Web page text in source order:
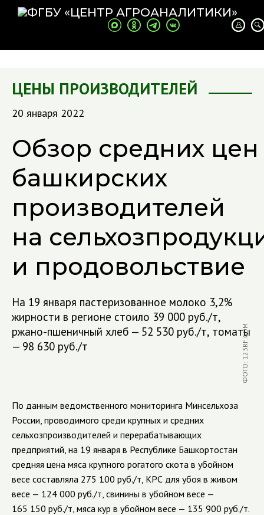
ЦЕНЫ ПРОИЗВОДИТЕЛЕЙ
20 января 2022
Обзор средних цен
башкирских
производителей
на
и продовольствие
На 19 января пастеризованное молоко 3,2%
жирности в регионе стоило 39 000 руб./т,
ржано-пшеничный хлеб — 52 530 руб./т, томаты
— 98 630 руб./т
ФОТО: 123RF.COM
По данным ведомственного мониторинга Минсельхоза
России, проводимого среди крупных и средних
сельхозпроизводителей и перерабатывающих
предприятий, на 19 января в Республике Башкортостан
средняя цена мяса крупного рогатого скота в убойном
весе составляла 275 100 руб./т, КРС для убоя в живом
весе — 124 000 руб./т, свинины в убойном весе —
165 150 руб./т, мяса кур в убойном весе — 135 900 руб./т.